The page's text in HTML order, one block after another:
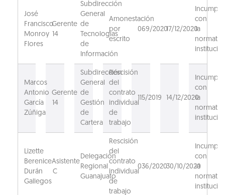
José
Francisco
Monroy
Flores
Gerente
14
Subdirección
General
de
Tecnologías
de
Información
Amonestación
por
escrito
069/202017/12/2020
con
la
Marcos
Antonio
García
Zúñiga
Gerente
14
Subdirección
General
de
Gestión
de
Cartera
Rescisión
del
contrato
individual
de
trabajo
115/2019 14/12/2020
con
la
Lizette
Berenice
Durán
Gallegos
Asistente
C
Delegación
Regional
Guanajuato
Rescisión
del
contrato
individual
de
trabajo
036/202030/10/2020
con
la